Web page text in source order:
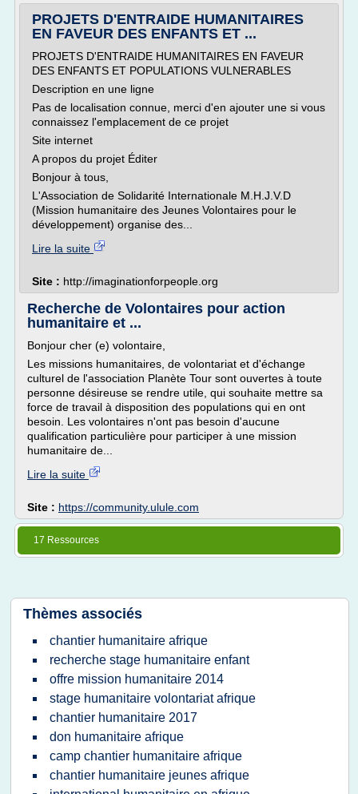
PROJETS D'ENTRAIDE HUMANITAIRES
EN FAVEUR DES ENFANTS ET ...
PROJETS D'ENTRAIDE HUMANITAIRES EN FAVEUR
DES ENFANTS ET POPULATIONS VULNERABLES
Description en une ligne
Pas de localisation connue, merci d'en ajouter une si vous
connaissez l'emplacement de ce projet
Site internet
A propos du projet Éditer
Bonjour à tous,
L'Association de Solidarité Internationale M.H.J.V.D
(Mission humanitaire des Jeunes Volontaires pour le
développement) organise des...
Lire la suite
Site : http://imaginationforpeople.org
Recherche de Volontaires pour action
humanitaire et ...
Bonjour cher (e) volontaire,
Les missions humanitaires, de volontariat et d'échange
culturel de l'association Planète Tour sont ouvertes à toute
personne désireuse se rendre utile, qui souhaite mettre sa
force de travail à disposition des populations qui en ont
besoin. Les volontaires n'ont pas besoin d'aucune
qualification particulière pour participer à une mission
humanitaire de...
Lire la suite
Site : https://community.ulule.com
17 Ressources
Thèmes associés
chantier humanitaire afrique
recherche stage humanitaire enfant
offre mission humanitaire 2014
stage humanitaire volontariat afrique
chantier humanitaire 2017
don humanitaire afrique
camp chantier humanitaire afrique
chantier humanitaire jeunes afrique